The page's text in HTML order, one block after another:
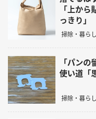
「上か
っきり」
掃除・暮らし
「パン
使い道「
掃除・暮らし